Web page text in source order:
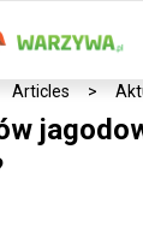
Articles >